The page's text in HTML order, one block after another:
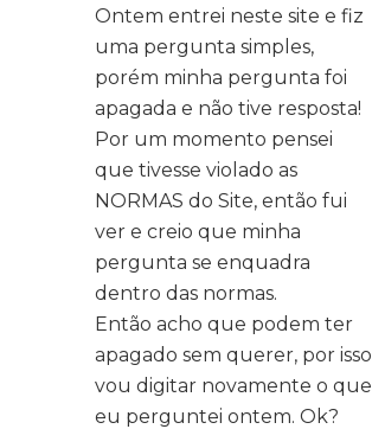
Ontem entrei neste site e fiz
uma pergunta simples,
porém minha pergunta foi
apagada e não tive resposta!
Por um momento pensei
que tivesse violado as
NORMAS do Site, então fui
ver e creio que minha
pergunta se enquadra
dentro das normas.
Então acho que podem ter
apagado sem querer, por isso
vou digitar novamente o que
eu perguntei ontem. Ok?